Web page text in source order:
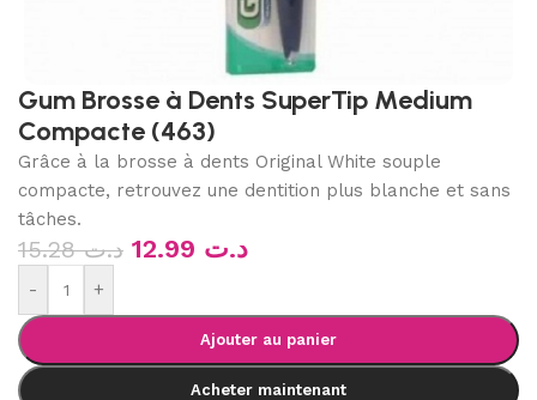
Gum Brosse à Dents SuperTip Medium
Compacte (463)
Grâce à la brosse à dents Original White souple
compacte, retrouvez une dentition plus blanche et sans
tâches.
د.ت15.28 د.ت
- +
Ajouter au panier
Acheter maintenant